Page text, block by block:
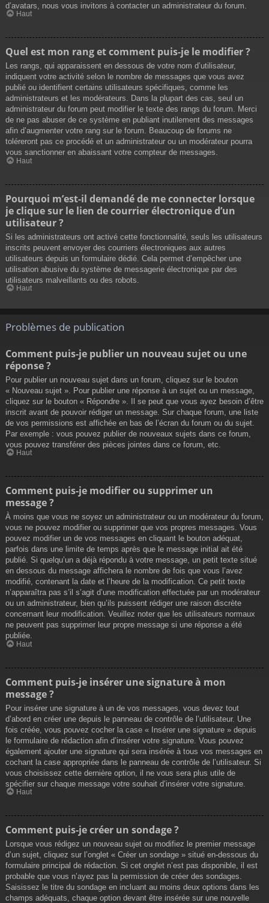
d’avatars, nous vous invitons à contacter un administrateur du forum.
Haut
Quel est mon rang et comment puis-je le modifier ?
Les rangs, qui apparaissent en dessous de votre nom d’utilisateur,
indiquent votre activité selon le nombre de messages que vous avez
publié ou identifient certains utilisateurs spécifiques, comme les
administrateurs et les modérateurs. Dans la plupart des cas, seul un
administrateur du forum peut modifier le texte des rangs du forum. Merci
de ne pas abuser de ce système en publiant inutilement des messages
afin d’augmenter votre rang sur le forum. Beaucoup de forums ne
toléreront pas ce procédé et un administrateur ou un modérateur pourra
vous sanctionner en abaissant votre compteur de messages.
Haut
Pourquoi m’est-il demandé de me connecter lorsque
je clique sur le lien de courrier électronique d’un
utilisateur ?
Si les administrateurs ont activé cette fonctionnalité, seuls les utilisateurs
inscrits peuvent envoyer des courriers électroniques aux autres
utilisateurs depuis un formulaire dédié. Cela permet d’empêcher une
utilisation abusive du système de messagerie électronique par des
utilisateurs malveillants ou des robots.
Haut
Problèmes de publication
Comment puis-je publier un nouveau sujet ou une
réponse ?
Pour publier un nouveau sujet dans un forum, cliquez sur le bouton
« Nouveau sujet ». Pour publier une réponse à un sujet ou un message,
cliquez sur le bouton « Répondre ». Il se peut que vous ayez besoin d’être
inscrit avant de pouvoir rédiger un message. Sur chaque forum, une liste
de vos permissions est affichée en bas de l’écran du forum ou du sujet.
Par exemple : vous pouvez publier de nouveaux sujets dans ce forum,
vous pouvez transférer des pièces jointes dans ce forum, etc.
Haut
Comment puis-je modifier ou supprimer un
message ?
À moins que vous ne soyez un administrateur ou un modérateur du forum,
vous ne pouvez modifier ou supprimer que vos propres messages. Vous
pouvez modifier un de vos messages en cliquant le bouton adéquat,
parfois dans une limite de temps après que le message initial ait été
publié. Si quelqu’un a déjà répondu à votre message, un petit texte situé
en dessous du message affichera le nombre de fois que vous l’avez
modifié, contenant la date et l’heure de la modification. Ce petit texte
n’apparaîtra pas s’il s’agit d’une modification effectuée par un modérateur
ou un administrateur, bien qu’ils puissent rédiger une raison discrète
concernant leur modification. Veuillez noter que les utilisateurs normaux
ne peuvent pas supprimer leur propre message si une réponse a été
publiée.
Haut
Comment puis-je insérer une signature à mon
message ?
Pour insérer une signature à un de vos messages, vous devez tout
d’abord en créer une depuis le panneau de contrôle de l’utilisateur. Une
fois créée, vous pouvez cocher la case « Insérer une signature » depuis
le formulaire de rédaction afin d’insérer votre signature. Vous pouvez
également ajouter une signature qui sera insérée à tous vos messages en
cochant la case appropriée dans le panneau de contrôle de l’utilisateur. Si
vous choisissez cette dernière option, il ne vous sera plus utile de
spécifier sur chaque message votre souhait d’insérer votre signature.
Haut
Comment puis-je créer un sondage ?
Lorsque vous rédigez un nouveau sujet ou modifiez le premier message
d’un sujet, cliquez sur l’onglet « Créer un sondage » situé en-dessous du
formulaire principal de rédaction. Si cet onglet n’est pas disponible, il est
probable que vous n’ayez pas la permission de créer des sondages.
Saisissez le titre du sondage en incluant au moins deux options dans les
champs adéquats, chaque option devant être insérée sur une nouvelle